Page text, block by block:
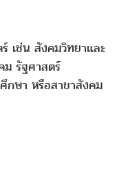
เช่น สังคมวิทยาและ
รัฐศาสตร์
กษา หรือสาขาสังคม